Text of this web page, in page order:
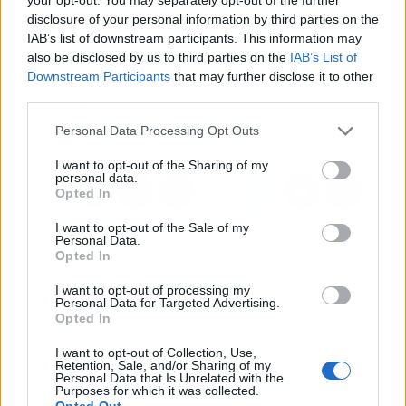
disclosure of your personal information by third parties on the
IAB’s list of downstream participants. This information may
also be disclosed by us to third parties on the IAB’s List of
Downstream Participants that may further disclose it to other
Personal Data Processing Opt Outs
I want to opt-out of the Sharing of my
personal data.
Opted In
I want to opt-out of the Sale of my
Personal Data.
Opted In
I want to opt-out of processing my
Personal Data for Targeted Advertising.
Opted In
I want to opt-out of Collection, Use,
Retention, Sale, and/or Sharing of my
Personal Data that Is Unrelated with the
Purposes for which it was collected.
Artículo anterior
pisoteado por una
leyenda del tenis
mundial a las puertas de
Roland Garros
Artículo siguiente
La Real Sociedad de
Barcelona: primer fichaje